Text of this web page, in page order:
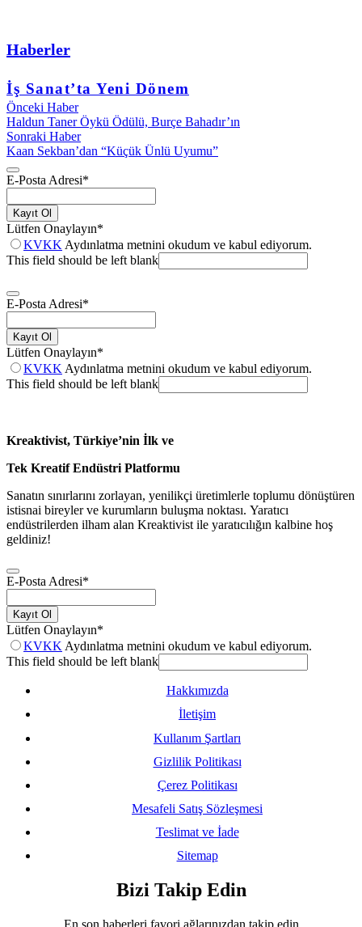
Haberler
İş Sanat’ta Yeni Dönem
Önceki Haber
Haldun Taner Öykü Ödülü, Burçe Bahadır’ın
Sonraki Haber
Kaan Sekban’dan “Küçük Ünlü Uyumu”
E-Posta Adresi*
Kayıt Ol
Lütfen Onaylayın*
KVKK Aydınlatma metnini okudum ve kabul ediyorum.
This field should be left blank
E-Posta Adresi*
Kayıt Ol
Lütfen Onaylayın*
KVKK Aydınlatma metnini okudum ve kabul ediyorum.
This field should be left blank
Kreaktivist, Türkiye’nin İlk ve
Tek Kreatif Endüstri Platformu
Sanatın sınırlarını zorlayan, yenilikçi üretimlerle toplumu dönüştüren
istisnai bireyler ve kurumların buluşma noktası. Yaratıcı
endüstrilerden ilham alan Kreaktivist ile yaratıcılığın kalbine hoş
geldiniz!
E-Posta Adresi*
Kayıt Ol
Lütfen Onaylayın*
KVKK Aydınlatma metnini okudum ve kabul ediyorum.
This field should be left blank
Hakkımızda
İletişim
Kullanım Şartları
Gizlilik Politikası
Çerez Politikası
Mesafeli Satış Sözleşmesi
Teslimat ve İade
Sitemap
Bizi Takip Edin